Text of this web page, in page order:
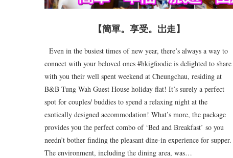
【簡單。享受。岀走】
Even in the busiest times of new year, there’s always a way to
connect with your beloved ones #hkigfoodie is delighted to share
with you their well spent weekend at Cheungchau, residing at
B&B Tung Wah Guest House holiday flat! It’s surely a perfect
spot for couples/ buddies to spend a relaxing night at the
exotically designed accommodation! What’s more, the package
provides you the perfect combo of ‘Bed and Breakfast’ so you
needn’t bother finding the pleasant dine-in experience for supper.
The environment, including the dining area, was…